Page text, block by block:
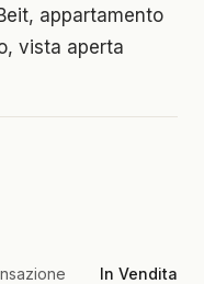
appartamento
vista aperta
In Vendita